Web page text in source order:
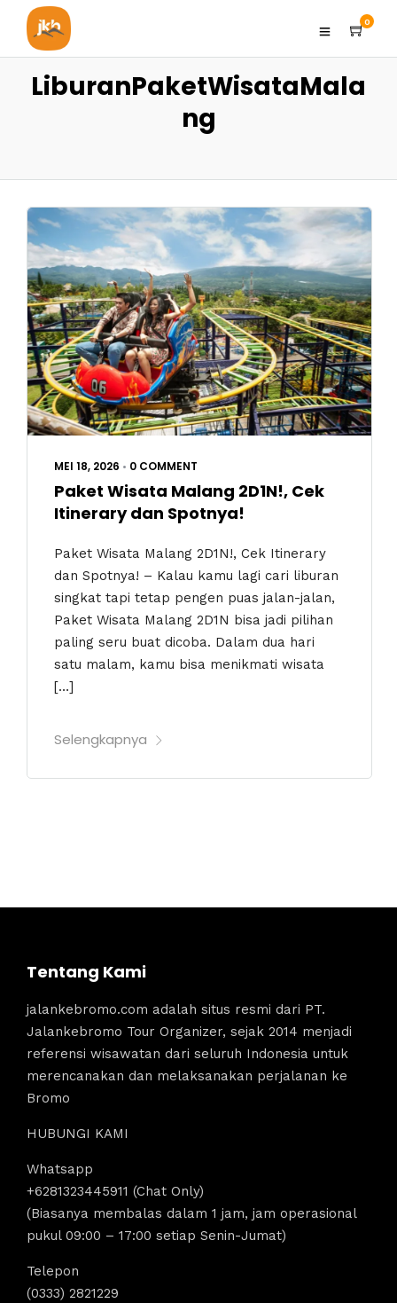
0
LiburanPaketWisataMala
ng
MEI 18, 2026 • 0 COMMENT
Paket Wisata Malang 2D1N!, Cek
Itinerary dan Spotnya!
Paket Wisata Malang 2D1N!, Cek Itinerary
dan Spotnya! – Kalau kamu lagi cari liburan
singkat tapi tetap pengen puas jalan-jalan,
Paket Wisata Malang 2D1N bisa jadi pilihan
paling seru buat dicoba. Dalam dua hari
satu malam, kamu bisa menikmati wisata
[…]
Selengkapnya
Tentang Kami
jalankebromo.com adalah situs resmi dari PT.
Jalankebromo Tour Organizer, sejak 2014 menjadi
referensi wisawatan dari seluruh Indonesia untuk
merencanakan dan melaksanakan perjalanan ke
Bromo
HUBUNGI KAMI
Whatsapp
+6281323445911 (Chat Only)
(Biasanya membalas dalam 1 jam, jam operasional
pukul 09:00 – 17:00 setiap Senin-Jumat)
Telepon
(0333) 2821229